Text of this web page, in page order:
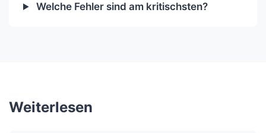
Welche Fehler sind am kritischsten?
Weiterlesen